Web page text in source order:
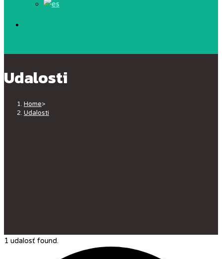
Udalosti
Home>
Udalosti
1 udalosť found.